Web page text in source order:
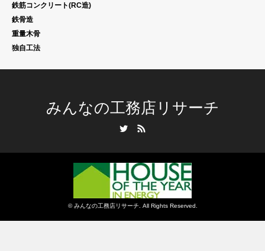
鉄筋コンクリート(RC造)
鉄骨造
重量木骨
独自工法
みんなの工務店リサーチ
©みんなの工務店リサーチ. All Rights Reserved.